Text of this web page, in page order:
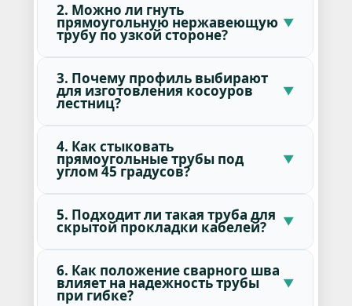
2. Можно ли гнуть
прямоугольную нержавеющую
трубу по узкой стороне?
3. Почему профиль выбирают
для изготовления косоуров
лестниц?
4. Как стыковать
прямоугольные трубы под
углом 45 градусов?
5. Подходит ли такая труба для
скрытой прокладки кабелей?
6. Как положение сварного шва
влияет на надежность трубы
при гибке?